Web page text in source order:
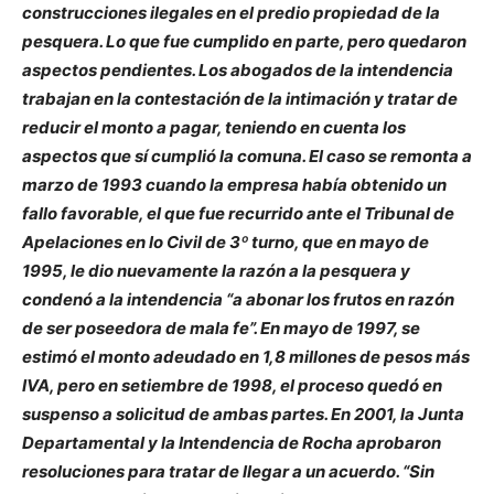
construcciones ilegales en el predio propiedad de la
pesquera. Lo que fue cumplido en parte, pero quedaron
aspectos pendientes. Los abogados de la intendencia
trabajan en la contestación de la intimación y tratar de
reducir el monto a pagar, teniendo en cuenta los
aspectos que sí cumplió la comuna. El caso se remonta a
marzo de 1993 cuando la empresa había obtenido un
fallo favorable, el que fue recurrido ante el Tribunal de
Apelaciones en lo Civil de 3º turno, que en mayo de
1995, le dio nuevamente la razón a la pesquera y
condenó a la intendencia “a abonar los frutos en razón
de ser poseedora de mala fe”. En mayo de 1997, se
estimó el monto adeudado en 1,8 millones de pesos más
IVA, pero en setiembre de 1998, el proceso quedó en
suspenso a solicitud de ambas partes. En 2001, la Junta
Departamental y la Intendencia de Rocha aprobaron
resoluciones para tratar de llegar a un acuerdo. “Sin